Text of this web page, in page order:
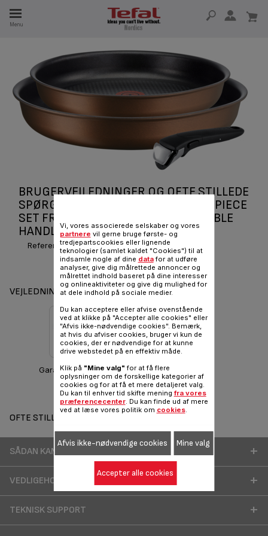
Menu
BRUGERVEJLEDNINGER OG OFTE STILLEDE
SPØRGSMÅL INGENIO RESOURCE 3-PIECE
SET FRYPANS 24/28 CM + 1 REMOVABLE
HANDLE L6759233
Reference :L6759233
VEJLEDNINGER OG GARANTI
Garantioplysninger
OFTE STILLEDE SPØRGSMÅL
SÅDAN KAN DU BEDRE BRUGE DIT PRODUKT
VEDLIGEHOLDELSE OG RENGØRING
TEKNISK SUPPORT
Vi, vores associerede selskaber og vores
partnere vil gerne bruge første- og
tredjepartscookies eller lignende
teknologier (samlet kaldet "Cookies") til at
indsamle nogle af dine datafor at udføre
analyser, give dig målrettede annoncer og
målrettet indhold baseret på dine interesser
og onlineaktiviteter og give dig mulighed for
at dele indhold på sociale medier.
Du kan acceptere eller afvise ovenstående
ved at klikke på "Accepter alle cookies" eller
"Afvis ikke-nødvendige cookies". Bemærk,
at hvis du afviser cookies, bruger vi kun de
cookies, der er nødvendige for at kunne
drive webstedet på en effektiv måde.
Klik på "Mine valg" for at få flere
oplysninger om de forskellige kategorier af
cookies og for at få et mere detaljeret valg.
Du kan til enhver tid skifte mening fra vores
præferencecenter. Du kan finde ud af mere
ved at læse vores politik om cookies.
Afvis ikke-nødvendige cookies Mine valg
Accepter alle cookies